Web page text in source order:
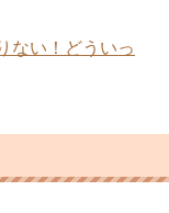
ない！どういっ